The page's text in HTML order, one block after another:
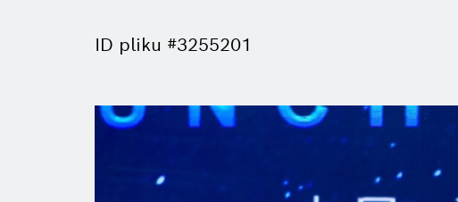
ID pliku #3255201